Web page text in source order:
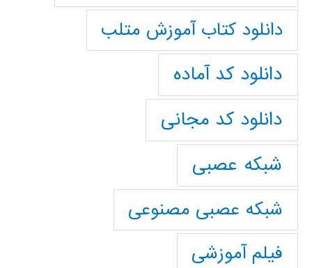
دانلود کتاب آموزش متلب
دانلود کد آماده
دانلود کد مجانی
شبکه عصبی
شبکه عصبی مصنوعی
فیلم آموزشی